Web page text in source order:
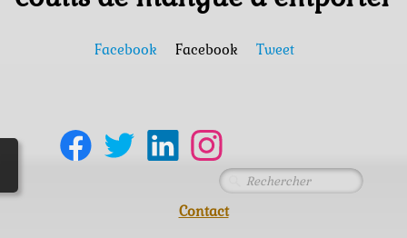
Facebook Facebook Tweet
Contact